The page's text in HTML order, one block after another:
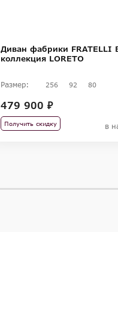
Диван фабрики FRATELLI
коллекция LORETO
Размер: 256 92 80
479 900 ₽
Получить скидку в